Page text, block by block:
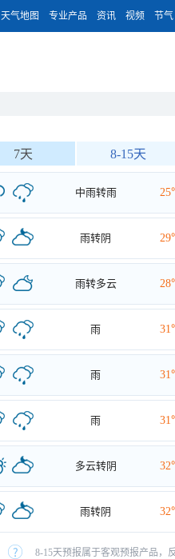
天气地图 专业产品 资讯 视频 节气
7天 8-15天
中雨转雨
雨转阴
雨转多云
雨
雨
雨
多云转阴
雨转阴
8-15天预报属于客观预报产品，